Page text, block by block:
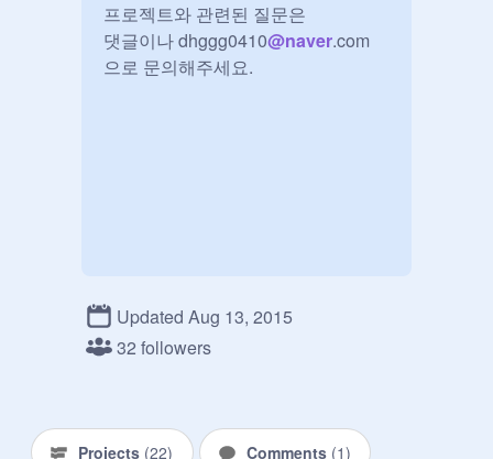
프로젝트와 관련된 질문은
댓글이나 dhggg0410@naver.com
으로 문의해주세요.
Updated Aug 13, 2015
32 followers
Projects (22) Comments (1)